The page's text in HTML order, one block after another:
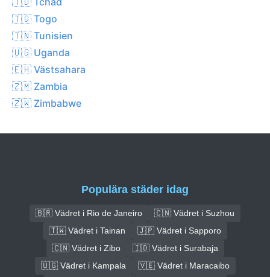
🇹🇬 Togo
🇹🇳 Tunisien
🇺🇬 Uganda
🇪🇭 Västsahara
🇿🇲 Zambia
🇿🇼 Zimbabwe
Populära städer idag
🇧🇷 Vädret i Rio de Janeiro
🇨🇳 Vädret i Suzhou
🇹🇼 Vädret i Tainan
🇯🇵 Vädret i Sapporo
🇨🇳 Vädret i Zibo
🇮🇩 Vädret i Surabaja
🇺🇬 Vädret i Kampala
🇻🇪 Vädret i Maracaibo